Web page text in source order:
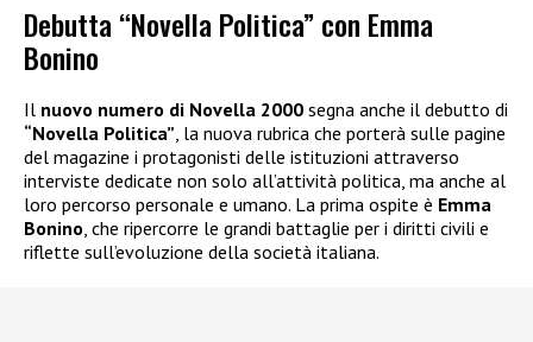
Debutta “Novella Politica” con Emma
Bonino
Il nuovo numero di Novella 2000 segna anche il debutto di
“Novella Politica” , la nuova rubrica che porterà sulle pagine
del magazine i protagonisti delle istituzioni attraverso
interviste dedicate non solo all’attività politica, ma anche al
loro percorso personale e umano. La prima ospite è Emma
Bonino , che ripercorre le grandi battaglie per i diritti civili e
riflette sull’evoluzione della società italiana.